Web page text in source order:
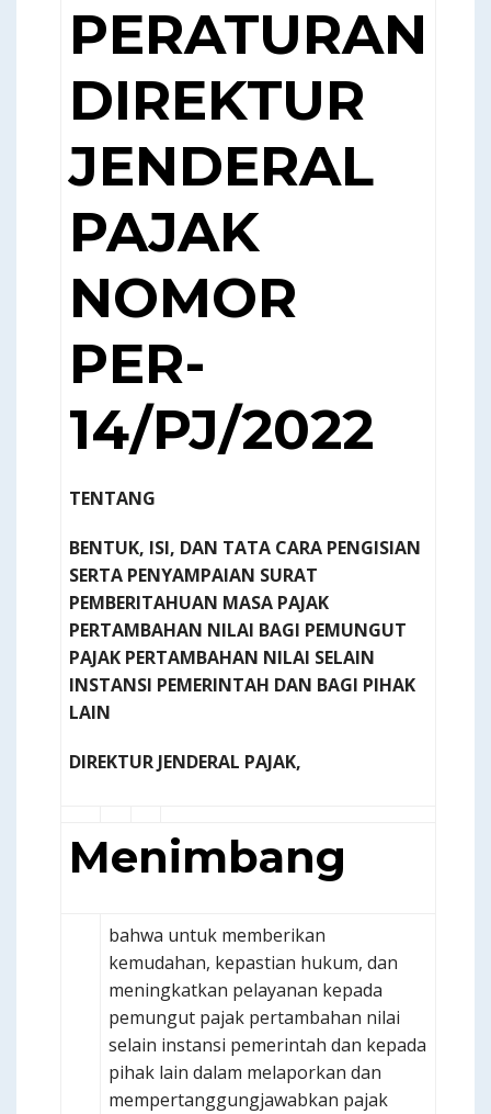
PERATURAN
DIREKTUR
JENDERAL
PAJAK
NOMOR
PER-
14/PJ/2022
TENTANG
BENTUK, ISI, DAN TATA CARA PENGISIAN
SERTA PENYAMPAIAN SURAT
PEMBERITAHUAN MASA PAJAK
PERTAMBAHAN NILAI BAGI PEMUNGUT
PAJAK PERTAMBAHAN NILAI SELAIN
INSTANSI PEMERINTAH DAN BAGI PIHAK
LAIN
DIREKTUR JENDERAL PAJAK,
Menimbang
bahwa untuk memberikan
kemudahan, kepastian hukum, dan
meningkatkan pelayanan kepada
pemungut pajak pertambahan nilai
selain instansi pemerintah dan kepada
pihak lain dalam melaporkan dan
mempertanggungjawabkan pajak